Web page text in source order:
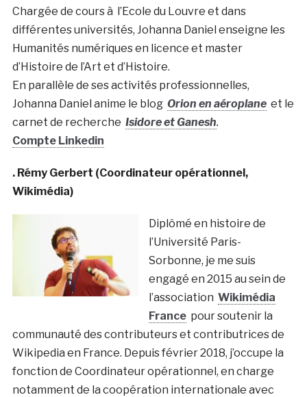
Chargée de cours à l’Ecole du Louvre et dans
différentes universités, Johanna Daniel enseigne les
Humanités numériques en licence et master
d’Histoire de l’Art et d’Histoire.
En parallèle de ses activités professionnelles,
Johanna Daniel anime le blog Orion en aéroplane et le
carnet de recherche Isidore et Ganesh.
Compte Linkedin
. Rémy Gerbert (Coordinateur opérationnel,
Wikimédia)
Diplômé en histoire de
l’Université Paris-
Sorbonne, je me suis
engagé en 2015 au sein de
l’association Wikimédia
Francepour soutenir la
communauté des contributeurs et contributrices de
Wikipedia en France. Depuis février 2018, j’occupe la
fonction de Coordinateur opérationnel, en charge
notamment de la coopération internationale avec